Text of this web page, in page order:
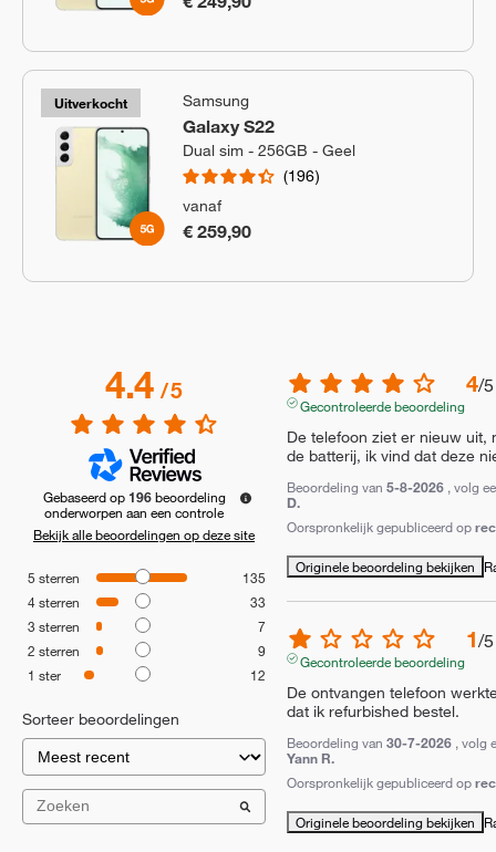
Uitverkocht Samsung
Galaxy S22
Dual sim - 256GB - Geel
196
vanaf
€ 259,90
4.4/5
Gebaseerd op 196 beoordeling
onderworpen aan een controle
Bekijk alle beoordelingen op deze site
5 sterren
135
4sterren
33
3 sterren
7
2 sterren
9
1 ster 12
Sorteer beoordelingen
4/5
Gecontroleerde beoordeling
De telefoon ziet er nieuw uit,
de batterij, ik vind dat deze
Beoordeling van 5-8-2026 , volg
D.
Oorspronkelijk gepubliceerd op
Originele beoordeling bekijken
1/5
Gecontroleerde beoordeling
De ontvangen telefoon
dat ik refurbished bestel.
Beoordeling van 30-7-2026 , volg
Yann R.
Oorspronkelijk gepubliceerd op
Originele beoordeling bekijken